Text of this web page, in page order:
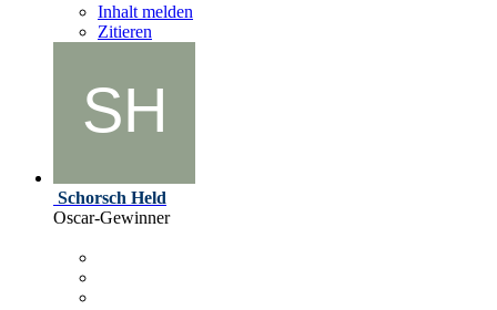
Inhalt melden
Zitieren
Schorsch Held
Oscar-Gewinner